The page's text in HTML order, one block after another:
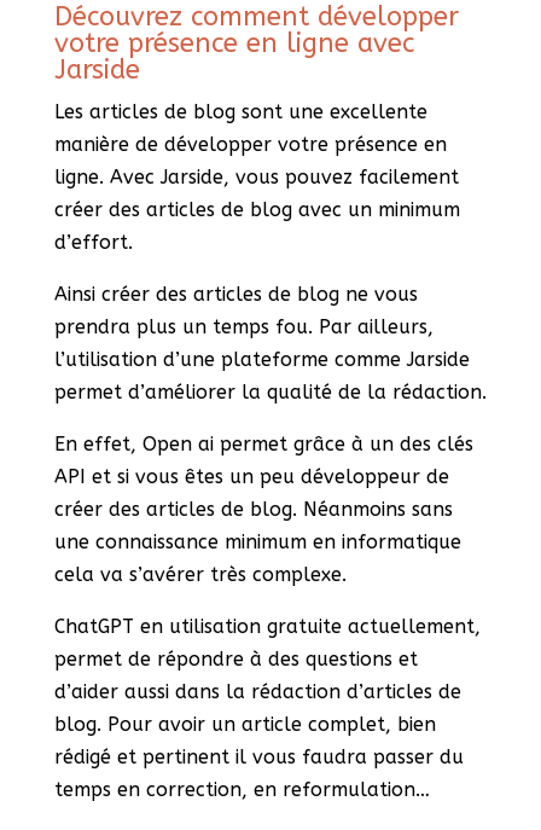
Découvrez comment développer
votre présence en ligne avec
Jarside
Les articles de blog sont une excellente
manière de développer votre présence en
ligne. Avec Jarside, vous pouvez facilement
créer des articles de blog avec un minimum
d’effort.
Ainsi créer des articles de blog ne vous
prendra plus un temps fou. Par ailleurs,
l’utilisation d’une plateforme comme Jarside
permet d’améliorer la qualité de la rédaction.
En effet, Open ai permet grâce à un des clés
API et si vous êtes un peu développeur de
créer des articles de blog. Néanmoins sans
une connaissance minimum en informatique
cela va s’avérer très complexe.
ChatGPT en utilisation gratuite actuellement,
permet de répondre à des questions et
d’aider aussi dans la rédaction d’articles de
blog. Pour avoir un article complet, bien
rédigé et pertinent il vous faudra passer du
temps en correction, en reformulation…